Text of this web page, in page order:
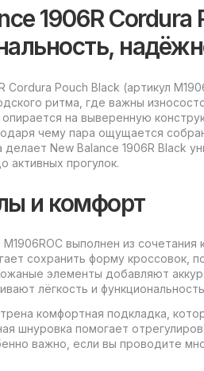
1906R Cordura
Cordura Pouch Black (артикул
ритма, где важны
на выверенную
чему пара ощущается
делает New Balance 1906R Black
активных прогулок.
и комфорт
выполнен из
сохранить форму кроссовок,
элементы добавляют
лёгкость и
комфортная подкладка,
шнуровка помогает
важно, если вы проводите